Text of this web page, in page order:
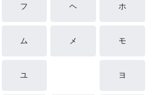
フ ヘ ホ
ム メ モ
ユ ヨ